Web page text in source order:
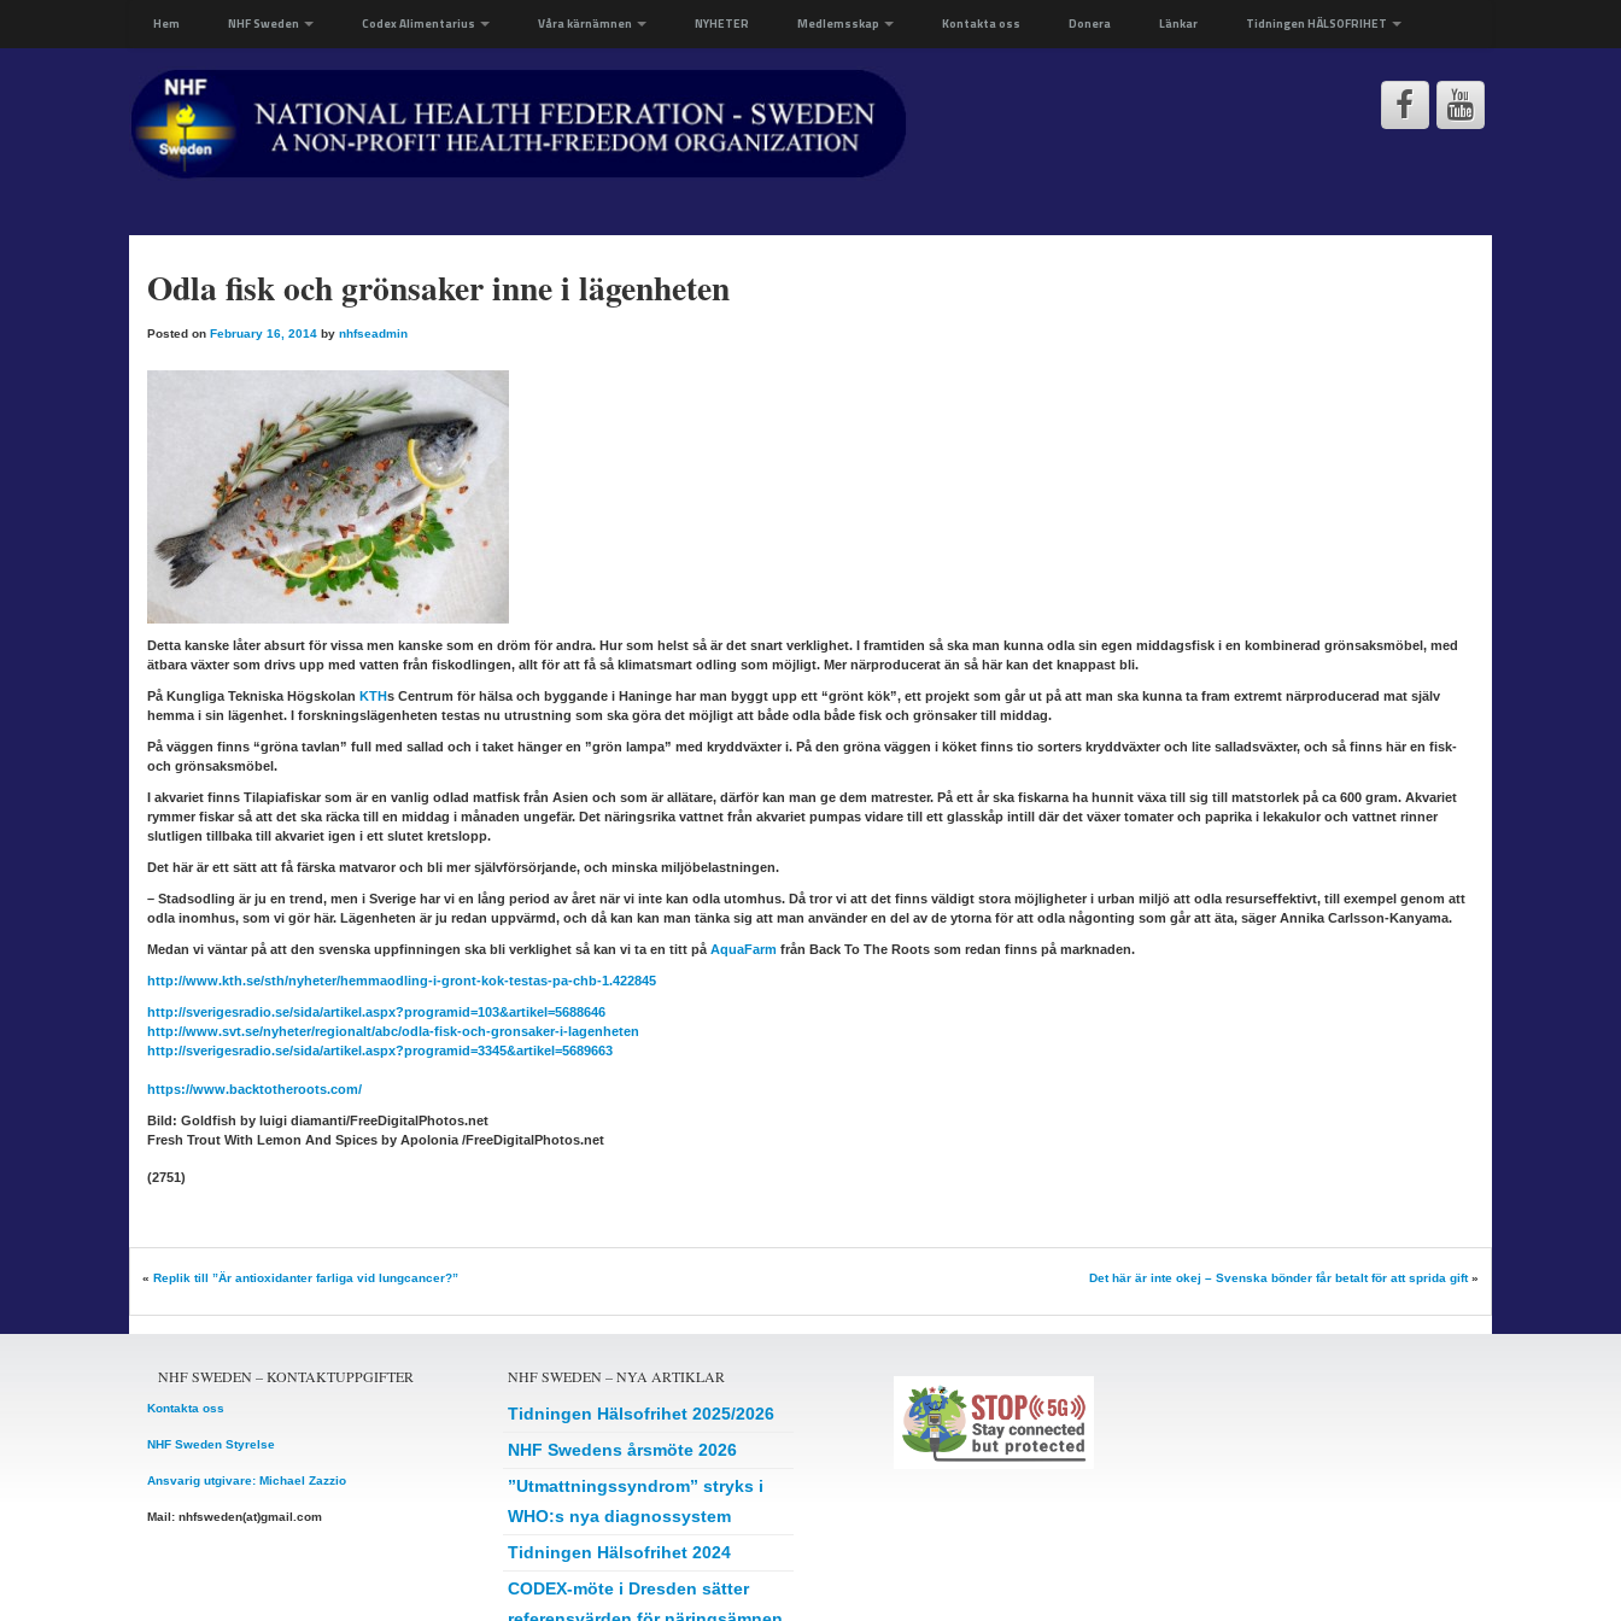
Hem NHF Sweden Codex Alimentarius Våra kärnämnen NYHETER Medlemsskap Kontakta oss Donera Länkar Tidningen HÄLSOFRIHET
Odla fisk och grönsaker inne i lägenheten
Posted on February 16, 2014 by nhfseadmin
Detta kanske låter absurt för vissa men kanske som en dröm för andra. Hur som helst så är det snart verklighet. I framtiden så ska man kunna odla sin egen middagsfisk i en kombinerad grönsaksmöbel, med
ätbara växter som drivs upp med vatten från fiskodlingen, allt för att få så klimatsmart odling som möjligt. Mer närproducerat än så här kan det knappast bli.
På Kungliga Tekniska Högskolan KTHs Centrum för hälsa och byggande i Haninge har man byggt upp ett “grönt kök”, ett projekt som går ut på att man ska kunna ta fram extremt närproducerad mat själv
hemma i sin lägenhet. I forskningslägenheten testas nu utrustning som ska göra det möjligt att både odla både fisk och grönsaker till middag.
På väggen finns “gröna tavlan” full med sallad och i taket hänger en ”grön lampa” med kryddväxter i. På den gröna väggen i köket finns tio sorters kryddväxter och lite salladsväxter, och så finns här en fisk-
och grönsaksmöbel.
I akvariet finns Tilapiafiskar som är en vanlig odlad matfisk från Asien och som är allätare, därför kan man ge dem matrester. På ett år ska fiskarna ha hunnit växa till sig till matstorlek på ca 600 gram. Akvariet
rymmer fiskar så att det ska räcka till en middag i månaden ungefär. Det näringsrika vattnet från akvariet pumpas vidare till ett glasskåp intill där det växer tomater och paprika i lekakulor och vattnet rinner
slutligen tillbaka till akvariet igen i ett slutet kretslopp.
Det här är ett sätt att få färska matvaror och bli mer självförsörjande, och minska miljöbelastningen.
– Stadsodling är ju en trend, men i Sverige har vi en lång period av året när vi inte kan odla utomhus. Då tror vi att det finns väldigt stora möjligheter i urban miljö att odla resurseffektivt, till exempel genom att
odla inomhus, som vi gör här. Lägenheten är ju redan uppvärmd, och då kan kan man tänka sig att man använder en del av de ytorna för att odla någonting som går att äta, säger Annika Carlsson-Kanyama.
Medan vi väntar på att den svenska uppfinningen ska bli verklighet så kan vi ta en titt på AquaFarm från Back To The Roots som redan finns på marknaden.
http://www.kth.se/sth/nyheter/hemmaodling-i-gront-kok-testas-pa-chb-1.422845
http://sverigesradio.se/sida/artikel.aspx?programid=103&artikel=5688646
http://www.svt.se/nyheter/regionalt/abc/odla-fisk-och-gronsaker-i-lagenheten
http://sverigesradio.se/sida/artikel.aspx?programid=3345&artikel=5689663
https://www.backtotheroots.com/
Bild: Goldfish by luigi diamanti/FreeDigitalPhotos.net
Fresh Trout With Lemon And Spices by Apolonia /FreeDigitalPhotos.net
(2751)
« Replik till ”Är antioxidanter farliga vid lungcancer?” Det här är inte okej – Svenska bönder får betalt för att sprida gift»
NHF SWEDEN – KONTAKTUPPGIFTER
Kontakta oss
NHF Sweden Styrelse
Ansvarig utgivare: Michael Zazzio
Mail: nhfsweden(at)gmail.com
NHF SWEDEN – NYA ARTIKLAR
Tidningen Hälsofrihet 2025/2026
NHF Swedens årsmöte 2026
”Utmattningssyndrom” stryks i
WHO:s nya diagnossystem
Tidningen Hälsofrihet 2024
CODEX-möte i Dresden sätter